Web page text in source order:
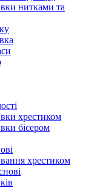
нитками та
хрестиком
бісером
хрестиком